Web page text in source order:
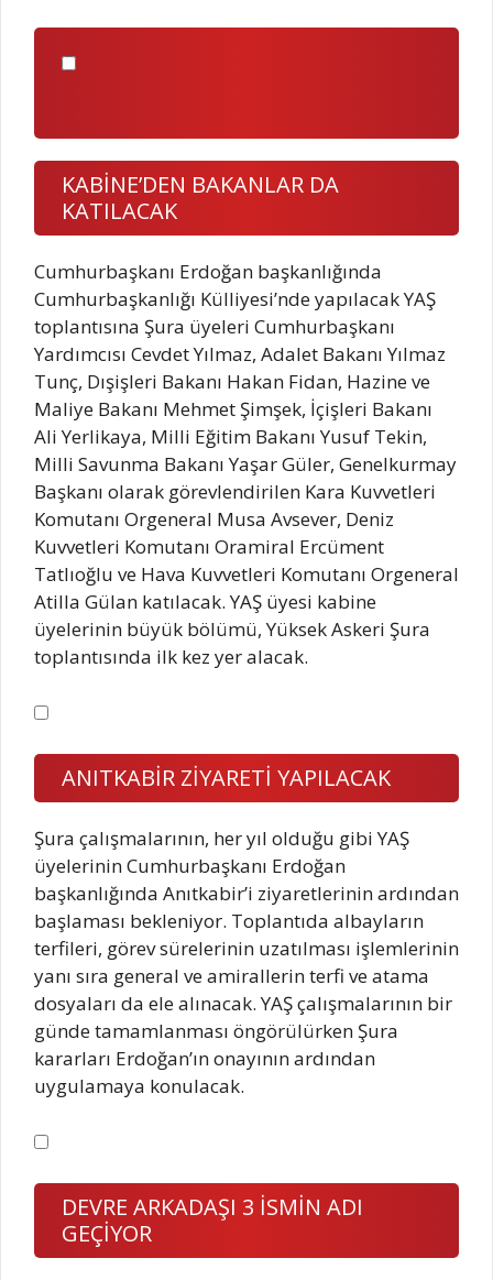
KABİNE’DEN BAKANLAR DA
KATILACAK
Cumhurbaşkanı Erdoğan başkanlığında
Cumhurbaşkanlığı Külliyesi’nde yapılacak YAŞ
toplantısına Şura üyeleri Cumhurbaşkanı
Yardımcısı Cevdet Yılmaz, Adalet Bakanı Yılmaz
Tunç, Dışişleri Bakanı Hakan Fidan, Hazine ve
Maliye Bakanı Mehmet Şimşek, İçişleri Bakanı
Ali Yerlikaya, Milli Eğitim Bakanı Yusuf Tekin,
Milli Savunma Bakanı Yaşar Güler, Genelkurmay
Başkanı olarak görevlendirilen Kara Kuvvetleri
Komutanı Orgeneral Musa Avsever, Deniz
Kuvvetleri Komutanı Oramiral Ercüment
Tatlıoğlu ve Hava Kuvvetleri Komutanı Orgeneral
Atilla Gülan katılacak. YAŞ üyesi kabine
üyelerinin büyük bölümü, Yüksek Askeri Şura
toplantısında ilk kez yer alacak.
ANITKABİR ZİYARETİ YAPILACAK
Şura çalışmalarının, her yıl olduğu gibi YAŞ
üyelerinin Cumhurbaşkanı Erdoğan
başkanlığında Anıtkabir’i ziyaretlerinin ardından
başlaması bekleniyor. Toplantıda albayların
terfileri, görev sürelerinin uzatılması işlemlerinin
yanı sıra general ve amirallerin terfi ve atama
dosyaları da ele alınacak. YAŞ çalışmalarının bir
günde tamamlanması öngörülürken Şura
kararları Erdoğan’ın onayının ardından
uygulamaya konulacak.
DEVRE ARKADAŞI 3 İSMİN ADI
GEÇİYOR